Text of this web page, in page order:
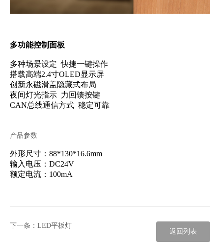
多功能控制面板
多种场景设定 快捷一键操作
搭载高端2.4寸OLED显示屏
创新永磁滑盖隐藏式布局
夜间灯光指示 力回馈按键
CAN总线通信方式 稳定可靠
产品参数
外形尺寸：88*130*16.6mm
输入电压：DC24V
额定电流：100mA
下一条： LED平板灯
返回列表